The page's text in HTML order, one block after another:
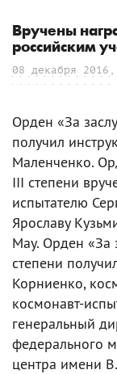
Вручены
российским
08 декабря
Орден «За
получил
Маленченко.
III степени
испытателю
Ярославу
Мау. Орден «За
степени
Корниенко,
космонавт-
генеральный
федерального
центра имени